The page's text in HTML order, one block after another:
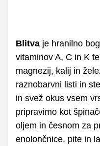
Blitva je hranilno
vitaminov A, C in K
magnezij, kalij in
raznobarvni listi in
in svež okus vsem
pripravimo kot
oljem in česnom za
enolončnice, pite in